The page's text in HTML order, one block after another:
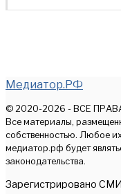
Медиатор.РФ
© 2020-2026 - ВСЕ
Все материалы,
собственностью. Любое
медиатор.рф будет
законодательства.
Зарегистрировано